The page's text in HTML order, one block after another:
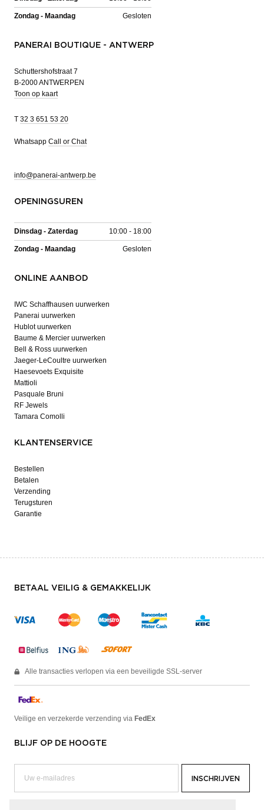
Zondag - Maandag Gesloten
PANERAI BOUTIQUE - ANTWERP
Schuttershofstraat 7
B-2000 ANTWERPEN
Toon op kaart
T 32 3 651 53 20
Whatsapp Call or Chat
info@panerai-antwerp.be
OPENINGSUREN
Dinsdag - Zaterdag 10:00 - 18:00
Zondag - Maandag Gesloten
ONLINE AANBOD
IWC Schaffhausen uurwerken
Panerai uurwerken
Hublot uurwerken
Baume & Mercier uurwerken
Bell & Ross uurwerken
Jaeger-LeCoultre uurwerken
Haesevoets Exquisite
Mattioli
Pasquale Bruni
RF Jewels
Tamara Comolli
KLANTENSERVICE
Bestellen
Betalen
Verzending
Terugsturen
Garantie
BETAAL VEILIG & GEMAKKELIJK
Alle transacties verlopen via een beveiligde SSL-server
Veilige en verzekerde verzending via FedEx
BLIJF OP DE HOOGTE